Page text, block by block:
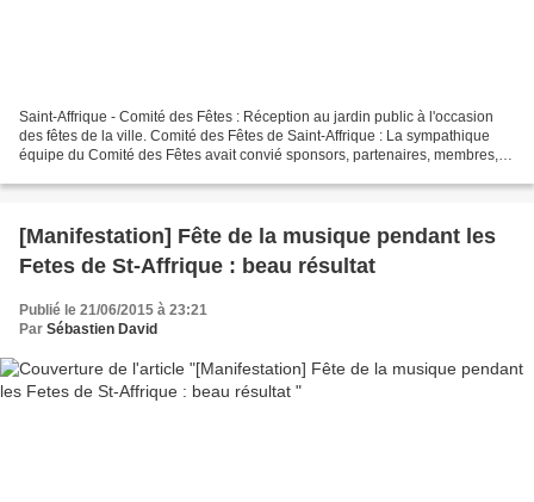
Saint-Affrique - Comité des Fêtes : Réception au jardin public à l'occasion
des fêtes de la ville. Comité des Fêtes de Saint-Affrique : La sympathique
équipe du Comité des Fêtes avait convié sponsors, partenaires, membres,
[Manifestation] Fête de la musique pendant les
Fetes de St-Affrique : beau résultat
Publié le 21/06/2015 à 23:21
Par Sébastien David